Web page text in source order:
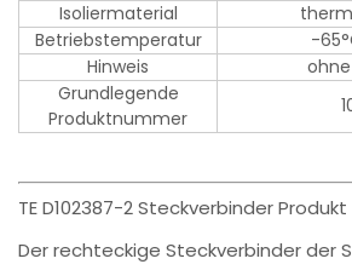
Isoliermaterial
Betriebstemperatur
-
Hinweis
Grundlegende
Produktnummer
TE D102387-2 Steckverbinder
Der rechteckige Steckverbinder der